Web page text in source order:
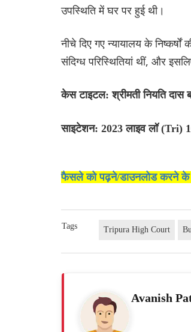
उपस्थिति में घर पर हुई थी।
नीचे दिए गए न्यायालय के
संदिग्ध परिस्थितियां थीं, और
केस टाइटल: श्रीमती नियति दास
साइटेशन: 2023 लाइव लॉ (Tri)
फैसले को पढ़ने/डाउनलोड करने के
Tags Tripura High Court
Avanish